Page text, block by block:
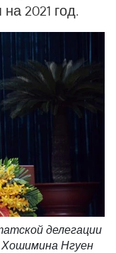
2021 год.
делегации
Хошимина Нгуен